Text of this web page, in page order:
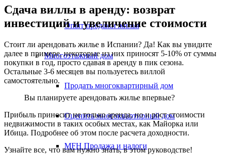
Опыт продажи жилья
Многоэтажный дом
Продать многоквартирный дом
Оценить многоквартирный дом
MFH Продажа и налоги
Сдача виллы в аренду: возврат
инвестиций и увеличение стоимости
Стоит ли арендовать жилье в Испании? Да! Как вы увидите
далее в примере, некоторые из них приносят 5-10% от суммы
покупки в год, просто сдавая в аренду в пик сезона.
Остальные 3-6 месяцев вы пользуетесь виллой
самостоятельно.
Вы планируете арендовать жилье впервые?
Прибыль приносит не только аренда, но и рост стоимости
недвижимости в таких особых местах, как Майорка или
Ибица. Подробнее об этом после расчета доходности.
Узнайте все, что вам нужно знать, в этом руководстве!